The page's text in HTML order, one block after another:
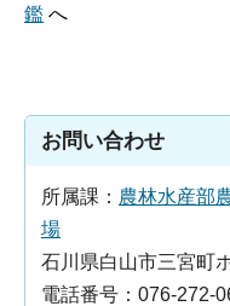
鑑 へ
お問い合わせ
所属課： 農林水産部
場
石川県白山市三宮町
電話番号：076-272-